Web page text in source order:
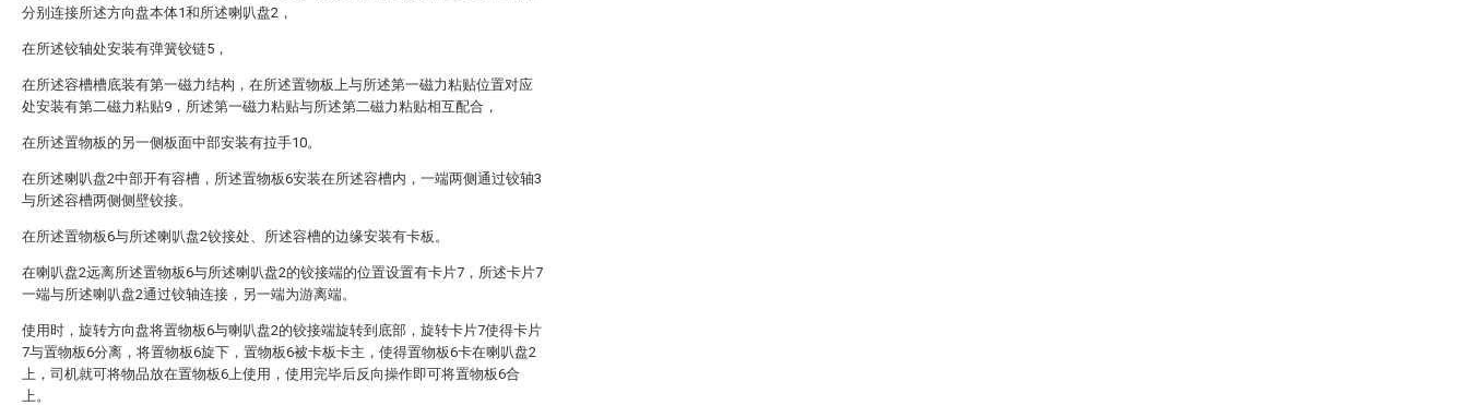
分别连接所述方向盘本体1和所述喇叭盘2，
在所述铰轴处安装有弹簧铰链5，
在所述容槽槽底装有第一磁力结构，在所述置物板上与所述第一磁力粘贴位置对应
处安装有第二磁力粘贴9，所述第一磁力粘贴与所述第二磁力粘贴相互配合，
在所述置物板的另一侧板面中部安装有拉手10。
在所述喇叭盘2中部开有容槽，所述置物板6安装在所述容槽内，一端两侧通过铰轴3
与所述容槽两侧侧壁铰接。
在所述置物板6与所述喇叭盘2铰接处、所述容槽的边缘安装有卡板。
在喇叭盘2远离所述置物板6与所述喇叭盘2的铰接端的位置设置有卡片7，所述卡片7
一端与所述喇叭盘2通过铰轴连接，另一端为游离端。
使用时，旋转方向盘将置物板6与喇叭盘2的铰接端旋转到底部，旋转卡片7使得卡片
7与置物板6分离，将置物板6旋下，置物板6被卡板卡主，使得置物板6卡在喇叭盘2
上，司机就可将物品放在置物板6上使用，使用完毕后反向操作即可将置物板6合
上。